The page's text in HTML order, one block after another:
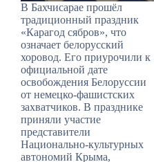
В Бахчисарае прошёл
традиционный праздник
«Карагод сябров», что
означает белорусский
хоровод. Его приурочили к
официальной дате
освобождения Белоруссии
от немецко-фашистских
захватчиков. В празднике
приняли участие
представители
Национально-культурных
автономий Крыма,